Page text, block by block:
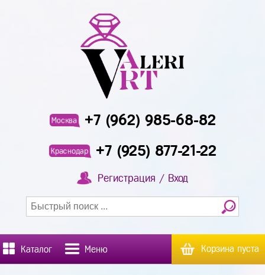
Москва +7 (962) 985-68-82
Краснодар +7 (925) 877-21-22
Регистрация / Вход
Каталог Меню Корзина пуста